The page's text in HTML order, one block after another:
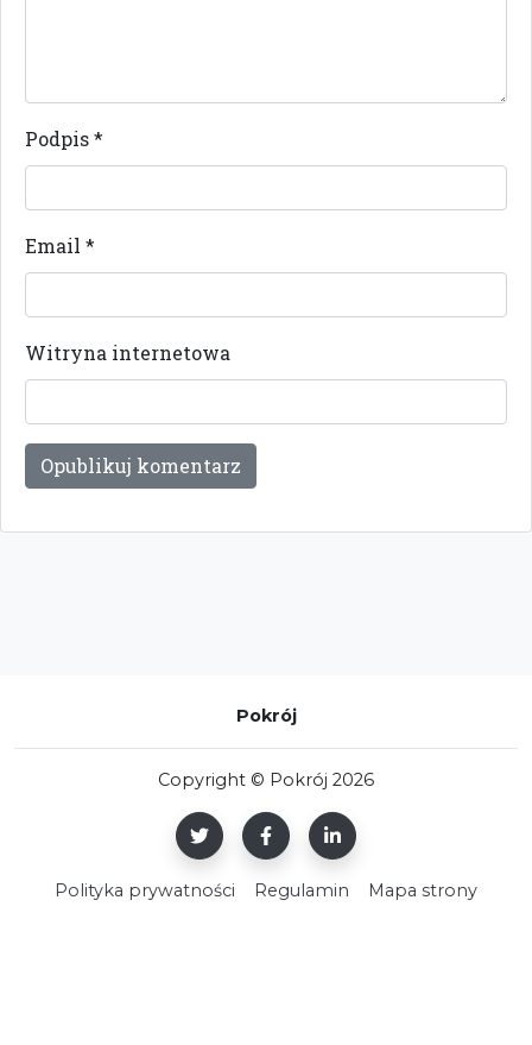
Podpis*
Email *
Witryna internetowa
Pokrój
Copyright © Pokrój 2026
Polityka prywatności Regulamin Mapa strony